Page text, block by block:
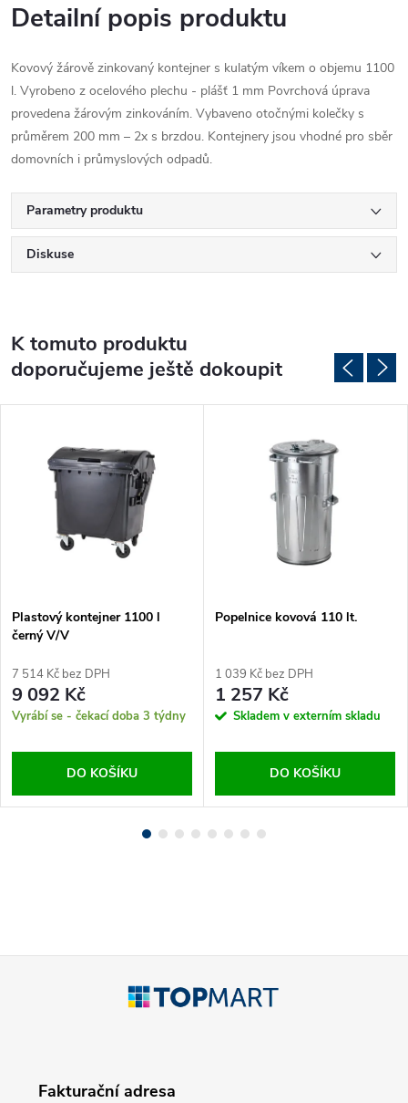
Detailní popis produktu
Kovový žárově zinkovaný kontejner s kulatým víkem o objemu 1100
l. Vyrobeno z ocelového plechu - plášť 1 mm Povrchová úprava
provedena žárovým zinkováním. Vybaveno otočnými kolečky s
průměrem 200 mm – 2x s brzdou. Kontejnery jsou vhodné pro sběr
domovních i průmyslových odpadů.
Parametry produktu
Diskuse
K tomuto produktu
doporučujeme ještě dokoupit
Plastový kontejner 1100 l
černý V/V
7 514 Kč bez DPH
9 092 Kč
Vyrábí se - čekací doba 3 týdny
DO KOŠÍKU
Popelnice kovová 110 lt.
1 039 Kč bez DPH
1 257 Kč
Skladem v externím skladu
DO KOŠÍKU
Fakturační adresa